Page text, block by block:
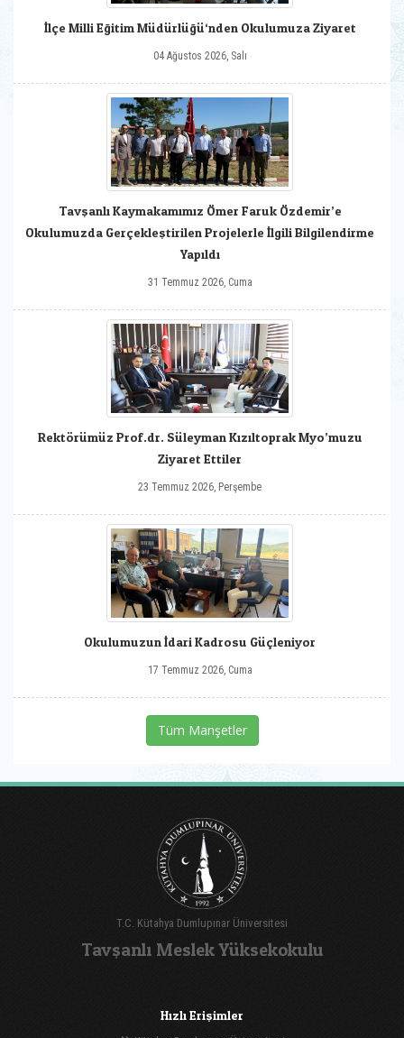
İlçe Milli Eğitim Müdürlüğü‘nden Okulumuza Ziyaret
04 Ağustos 2026, Salı
Tavşanlı Kaymakamımız Ömer Faruk Özdemir’e
Okulumuzda Gerçekleştirilen Projelerle İlgili Bilgilendirme
Yapıldı
31 Temmuz 2026, Cuma
Rektörümüz Prof.dr. Süleyman Kızıltoprak Myo’muzu
Ziyaret Ettiler
23 Temmuz 2026, Perşembe
Okulumuzun İdari Kadrosu Güçleniyor
17 Temmuz 2026, Cuma
Tüm Manşetler
T.C. Kütahya Dumlupınar Üniversitesi
Tavşanlı Meslek Yüksekokulu
Hızlı Erişimler